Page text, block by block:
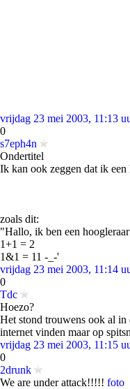
vrijdag 23 mei 2003, 11:13
0
s7eph4n
Ondertitel
Ik kan ook zeggen dat ik een
zoals dit:
"Hallo, ik ben een
1+1 = 2
1&1 = 11 -_-'
vrijdag 23 mei 2003, 11:14
0
Tdc
Hoezo?
Het stond trouwens ook al in
internet vinden maar op
vrijdag 23 mei 2003, 11:15
0
2drunk
We are under attack!!!!! foto